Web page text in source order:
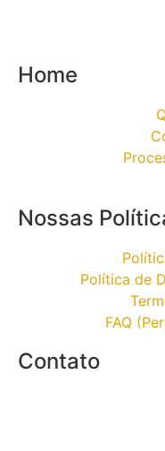
Home
Nossas
Política de
FAQ
Contato